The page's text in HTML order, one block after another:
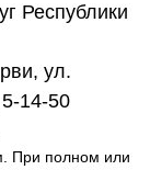
Республики
ул.
14-50
При полном или